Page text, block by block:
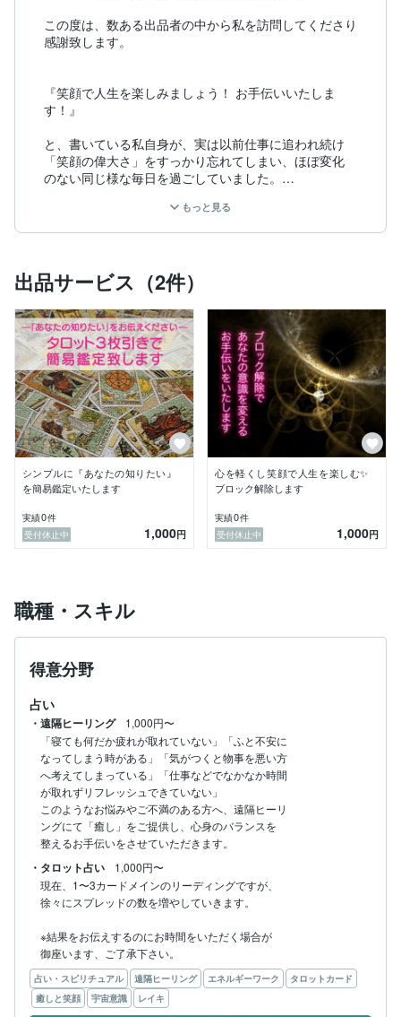
この度は、数ある出品者の中から私を訪問してくださり
感謝致します。
『笑顔で人生を楽しみましょう！ お手伝いいたしま
す！』
と、書いている私自身が、実は以前仕事に追われ続け
「笑顔の偉大さ」をすっかり忘れてしまい、ほぼ変化
のない同じ様な毎日を過ごしていました。
とこない...　そんな何だかフワフワとしたイメージ...
しかし、ヒーリングへのイメージはある事をキッカケに
一気に目覚めることとなりました。
そのキッカケとは、実際に遠隔ヒーリングを受け、
自身で体感を得た時に受けた衝撃と感動です。
※その時に体感した効果につきましては個人差があり
ますので割愛させていただきますね。
正直、お師匠様を魔法使いだと思いました。
そして、直ぐに「この素晴らしい技術を習得して、
私も人を癒すお手伝いをさせていただき、人生に
活かしたい」と教えを乞い、導かれるまま学び
そして、これは施術していただいてから後日気付いた
事なのですが、実生活での不安やイライラしたりする
事も徐々に減っていき、仕事で焦ってしまう事も減り
心にゆとりができ、結果笑顔の時間が増えました。
※私の場合の例です、体感や効果には個人差がありま
す。
笑顔はポジティブエネルギーであり、そのエネルギー
は周りの人へも伝染します。
ご縁があり繋がってくださる方々へ、こんな時代
だからこそ少しでも笑顔で人生を楽しんでいただけ
ますよう、遠隔ヒーリングにて誠心誠意お手伝いを
させていただき、その結果「笑顔の人」がどんどん
増えていき、周りの人達にたくさん伝染（伝播）
していけば嬉しいなと思っております。
素敵なご縁を楽しみにお待ちしております。
どうぞよろしくお願い致します。
もっと見る
出品サービス（2件）
シンプルに『あなたの知りたい』
を簡易鑑定いたします
実績0件
受付休止中
1,000円
心を軽くし笑顔で人生を楽しむ✨
ブロック解除します
実績0件
受付休止中
1,000円
職種・スキル
得意分野
占い
・遠隔ヒーリング
1,000円〜
「寝ても何だか疲れが取れていない」「ふと不安に
なってしまう時がある」「気がつくと物事を悪い方
へ考えてしまっている」「仕事などでなかなか時間
が取れずリフレッシュできていない」
このようなお悩みやご不満のある方へ、遠隔ヒーリ
ングにて「癒し」をご提供し、心身のバランスを
整えるお手伝いをさせていただきます。
・タロット占い
1,000円〜
現在、1〜3カードメインのリーディングですが、
徐々にスプレッドの数を増やしていきます。
※結果をお伝えするのにお時間をいただく場合が
御座います、ご了承下さい。
占い・スピリチュアル 遠隔ヒーリング エネルギーワーク
タロットカード
癒しと笑顔
宇宙意識 レイキ